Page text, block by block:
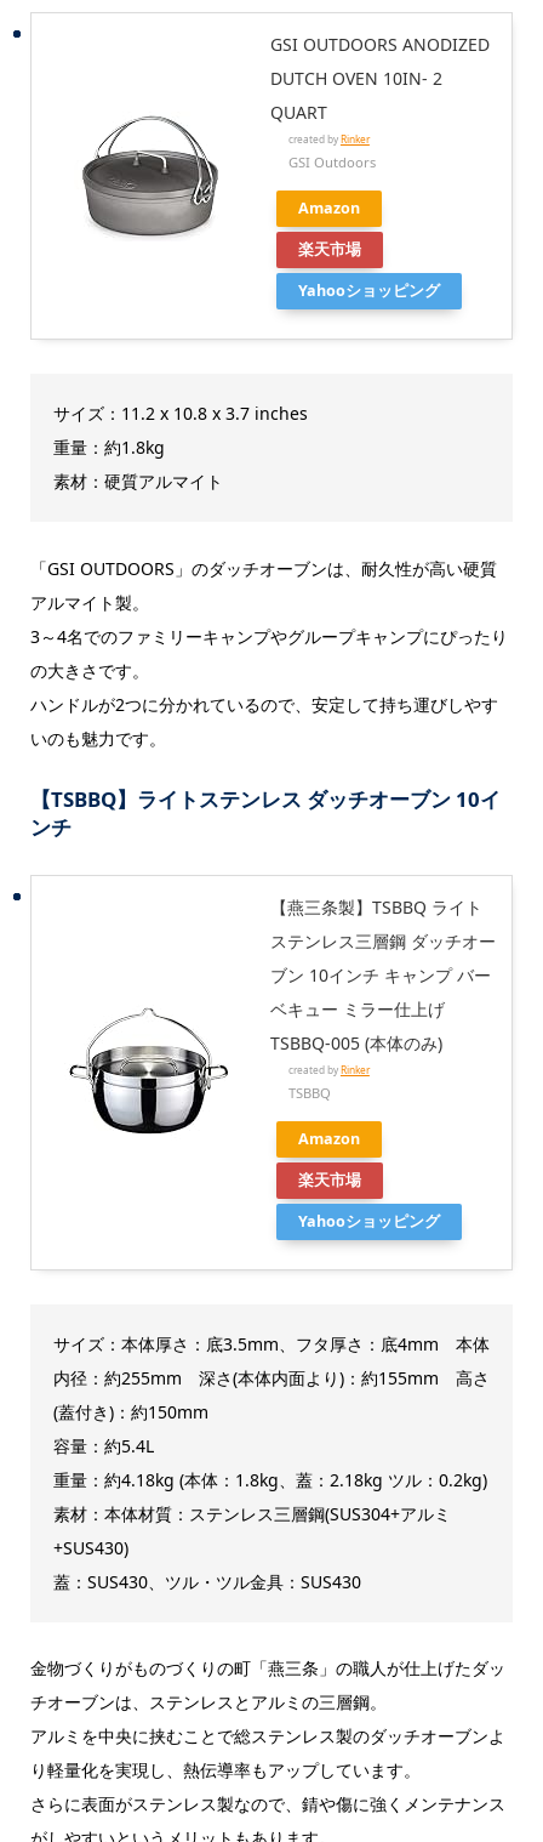
GSI OUTDOORS ANODIZED
DUTCH OVEN 10IN- 2
QUART
created byRinker
GSI Outdoors
Amazon
楽天市場
Yahooショッピング
サイズ：11.2 x 10.8 x 3.7 inches
重量：約1.8kg
素材：硬質アルマイト
「GSI OUTDOORS」のダッチオーブンは、耐久性が高い硬質
アルマイト製。
3～4名でのファミリーキャンプやグループキャンプにぴったり
の大きさです。
ハンドルが2つに分かれているので、安定して持ち運びしやす
いのも魅力です。
【TSBBQ】ライトステンレス ダッチオーブン 10イ
ンチ
【燕三条製】TSBBQ ライト
ステンレス三層鋼 ダッチオー
ブン 10インチ キャンプ バー
ベキュー ミラー仕上げ
TSBBQ-005 (本体のみ)
created byRinker
TSBBQ
Amazon
楽天市場
Yahooショッピング
サイズ：本体厚さ：底3.5mm、フタ厚さ：底4mm 本体
内径：約255mm 深さ(本体内面より)：約155mm 高さ
(蓋付き)：約150mm
容量：約5.4L
重量：約4.18kg (本体：1.8kg、蓋：2.18kg ツル：0.2kg)
素材：本体材質：ステンレス三層鋼(SUS304+アルミ
+SUS430)
蓋：SUS430、ツル・ツル金具：SUS430
金物づくりがものづくりの町「燕三条」の職人が仕上げたダッ
チオーブンは、ステンレスとアルミの三層鋼。
アルミを中央に挟むことで総ステンレス製のダッチオーブンよ
り軽量化を実現し、熱伝導率もアップしています。
さらに表面がステンレス製なので、錆や傷に強くメンテナンス